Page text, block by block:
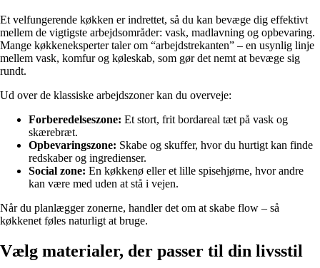
Et velfungerende køkken er indrettet, så du kan bevæge dig effektivt
mellem de vigtigste arbejdsområder: vask, madlavning og opbevaring.
Mange køkkeneksperter taler om “arbejdstrekanten” – en usynlig linje
mellem vask, komfur og køleskab, som gør det nemt at bevæge sig
rundt.
Ud over de klassiske arbejdszoner kan du overveje:
Forberedelseszone: Et stort, frit bordareal tæt på vask og
skærebræt.
Opbevaringszone: Skabe og skuffer, hvor du hurtigt kan finde
redskaber og ingredienser.
Social zone: En køkkenø eller et lille spisehjørne, hvor andre
kan være med uden at stå i vejen.
Når du planlægger zonerne, handler det om at skabe flow – så
køkkenet føles naturligt at bruge.
Vælg materialer, der passer til din livsstil